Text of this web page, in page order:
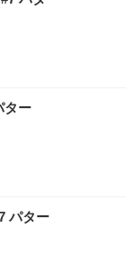
ター
パター